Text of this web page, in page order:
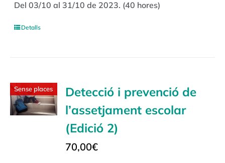
Del 03/10 al 31/10 de 2023. (40 hores)
Detalls
Sense places
Detecció i prevenció de
l’assetjament escolar
(Edició 2)
70,00€